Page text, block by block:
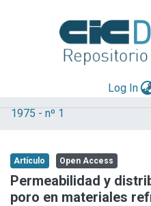
Log In
Explorar
Aportar material
Statistics
1975 - nº 1
Artículo Open Access
Permeabilidad y
poro en materiales